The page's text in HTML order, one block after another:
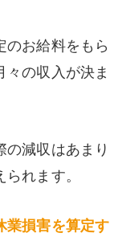
のお給料をもら
の収入が決ま
減収はあまり
れます。
業損害を算定す